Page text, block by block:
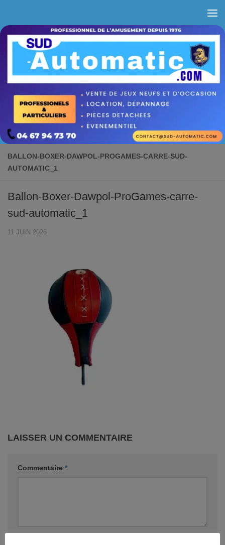
BALLON-BOXER-DAWPOL-PROGAMES-CARRE-SUD-
AUTOMATIC_1
Ballon-Boxer-Dawpol-ProGames-carre-
sud-automatic_1
11 JUIN 2026
LAISSER UN COMMENTAIRE
Commentaire *